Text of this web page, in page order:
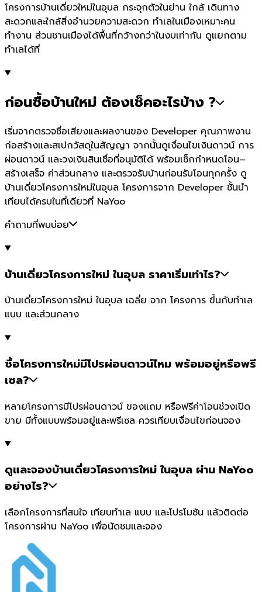
โครงการบ้านเดี่ยวใหม่ในอุบล กระจุกตัวในย่าน ใกล้ เดินทาง
สะดวกและใกล้สิ่งอำนวยความสะดวก ทำเลในเมืองเหมาะคน
ทำงาน ส่วนชานเมืองได้พื้นที่กว้างกว่าในงบเท่ากัน ดูแยกตาม
ทำเลได้ที่
ก่อนซื้อบ้านใหม่ ต้องเช็คอะไรบ้าง ?
เริ่มจากตรวจชื่อเสียงและผลงานของ Developer คุณภาพงาน
ก่อสร้างและสเปกวัสดุในสัญญา จากนั้นดูเงื่อนไขเงินดาวน์ การ
ผ่อนดาวน์ และวงเงินสินเชื่อที่อนุมัติได้ พร้อมเช็กกำหนดโอน–
สร้างเสร็จ ค่าส่วนกลาง และตรวจรับบ้านก่อนรับโอนทุกครั้ง ดู
บ้านเดี่ยวโครงการใหม่ในอุบล โครงการจาก Developer ชั้นนำ
เทียบได้ครบในที่เดียวที่ NaYoo
คำถามที่พบบ่อย
บ้านเดี่ยวโครงการใหม่ ในอุบล ราคาเริ่มเท่าไร?
บ้านเดี่ยวโครงการใหม่ ในอุบล เฉลี่ย จาก โครงการ ขึ้นกับทำเล
แบบ และส่วนกลาง
ซื้อโครงการใหม่มีโปรผ่อนดาวน์ไหม พร้อมอยู่หรือพรี
เซล?
หลายโครงการมีโปรผ่อนดาวน์ ของแถม หรือฟรีค่าโอนช่วงเปิด
ขาย มีทั้งแบบพร้อมอยู่และพรีเซล ควรเทียบเงื่อนไขก่อนจอง
ดูและจองบ้านเดี่ยวโครงการใหม่ ในอุบล ผ่าน NaYoo
อย่างไร?
เลือกโครงการที่สนใจ เทียบทำเล แบบ และโปรโมชัน แล้วติดต่อ
โครงการผ่าน NaYoo เพื่อนัดชมและจอง